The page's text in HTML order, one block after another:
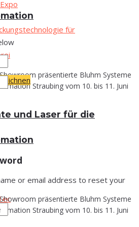
präsentierte Bluhm Systeme
Straubing vom 10. bis 11. Juni
und Laser für die
präsentierte Bluhm Systeme
Straubing vom 10. bis 11. Juni
or email address to reset your